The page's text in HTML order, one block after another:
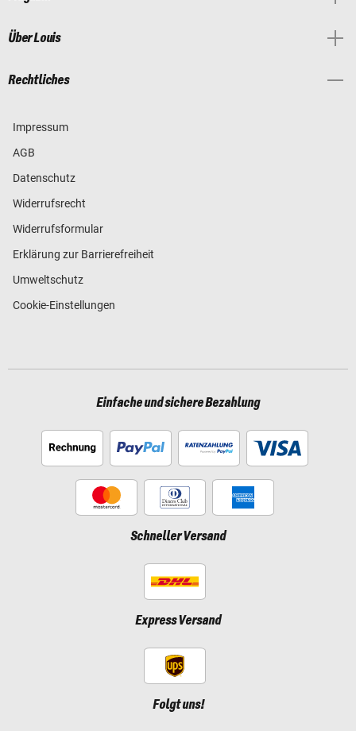
Über Louis
Rechtliches
Impressum
AGB
Datenschutz
Widerrufsrecht
Widerrufsformular
Erklärung zur Barrierefreiheit
Umweltschutz
Cookie-Einstellungen
Einfache und sichere Bezahlung
Schneller Versand
Express Versand
Folgt uns!